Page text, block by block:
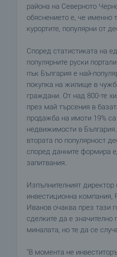
района на Северното
обяснението е, че именно
курортите, популярни от
Според статистиката на
популярните руски
пък България е най-
покупка на жилище в
граждани. От над 800-те
през май търсения в
продажба на имоти 19%
недвижимости в
втората по популярност
според данните формира
запитвания.
Изпълнителният директор
инвестиционна компания,
Иванов очаква през тази
сделките да е значително
миналата, но те да се
"В момента не